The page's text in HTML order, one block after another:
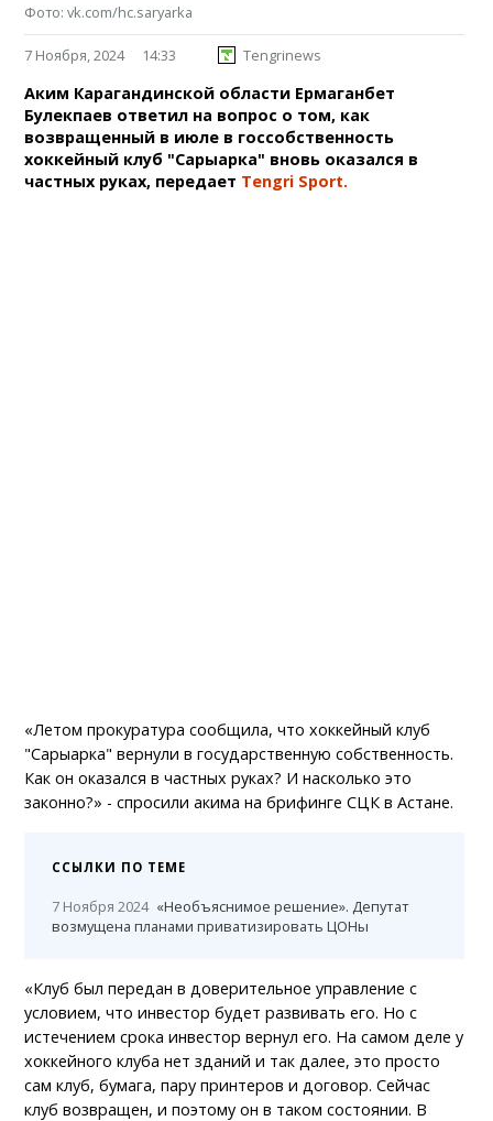
Фото: vk.com/hc.saryarka
7 Ноября, 2024 14:33 Tengrinews
Аким Карагандинской области Ермаганбет
Булекпаев ответил на вопрос о том, как
возвращенный в июле в госсобственность
хоккейный клуб "Сарыарка" вновь оказался в
частных руках, передает Tengri Sport.
«Летом прокуратура сообщила, что хоккейный клуб
"Сарыарка" вернули в государственную собственность.
Как он оказался в частных руках? И насколько это
законно?» - спросили акима на брифинге СЦК в Астане.
ССЫЛКИ ПО ТЕМЕ
7 Ноября 2024 «Необъяснимое решение». Депутат
возмущена планами приватизировать ЦОНы
«Клуб был передан в доверительное управление с
условием, что инвестор будет развивать его. Но с
истечением срока инвестор вернул его. На самом деле у
хоккейного клуба нет зданий и так далее, это просто
сам клуб, бумага, пару принтеров и договор. Сейчас
клуб возвращен, и поэтому он в таком состоянии. В